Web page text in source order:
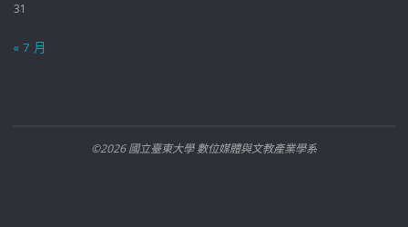
31
« 7 月
©2026 國立臺東大學 數位媒體與文教產業學系